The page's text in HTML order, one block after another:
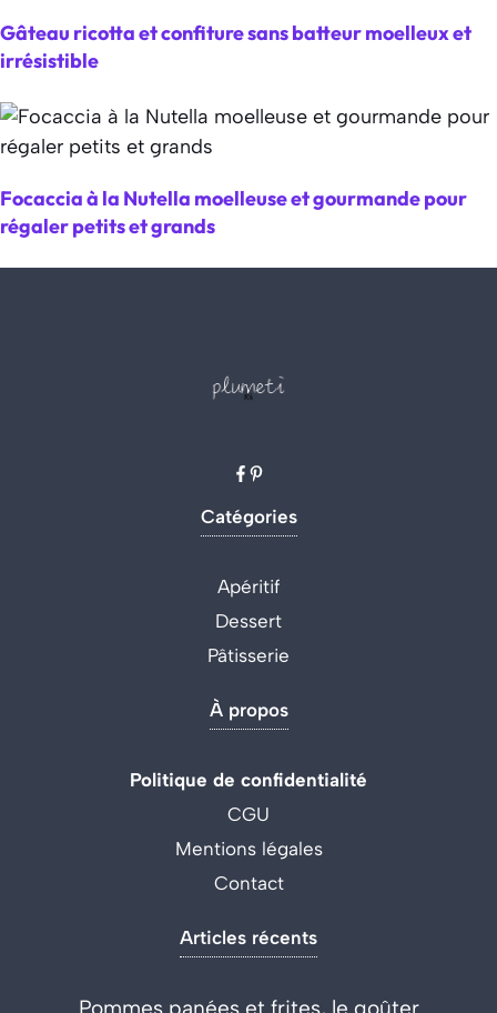
Gâteau ricotta et confiture sans batteur moelleux et
irrésistible
Focaccia à la Nutella moelleuse et gourmande pour
régaler petits et grands
Catégories
Apéritif
Dessert
Pâtisserie
À propos
Politique de confidentialité
CGU
Mentions légales
Contact
Articles récents
Pommes panées et frites, le goûter